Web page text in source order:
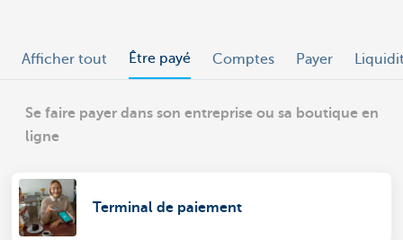
Afficher tout Être payé Comptes Payer
Se faire payer dans son entreprise ou sa boutique en
ligne
Terminal de paiement